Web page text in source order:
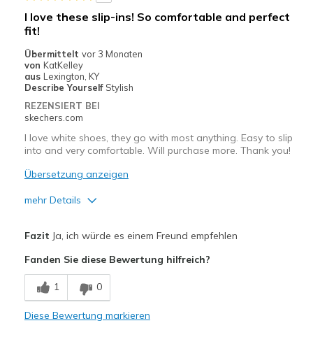
Wash beautifully; I air dry them
Nachteile
THAT I DON'T HAVE 2 PAIRS!
Geeignete Verwendung
Casual Wear
Going Out
Sizing
Feels true to size
View On Shoes
I love these slip-ins! So comfortable and perfect
fit!
Übermittelt vor 3 Monaten
von KatKelley
aus Lexington, KY
Describe Yourself Stylish
REZENSIERT BEI
skechers.com
I love white shoes, they go with most anything. Easy to slip
into and very comfortable. Will purchase more. Thank you!
Übersetzung anzeigen
mehr Details
Comfortable
Stylish
Fazit Ja, ich würde es einem Freund empfehlen
Fanden Sie diese Bewertung hilfreich?
1 0
Diese Bewertung markieren